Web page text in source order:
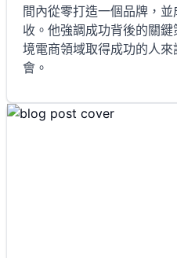
間內從零打造一個品牌，
收。他強調成功背後的關
境電商領域取得成功的人
會。